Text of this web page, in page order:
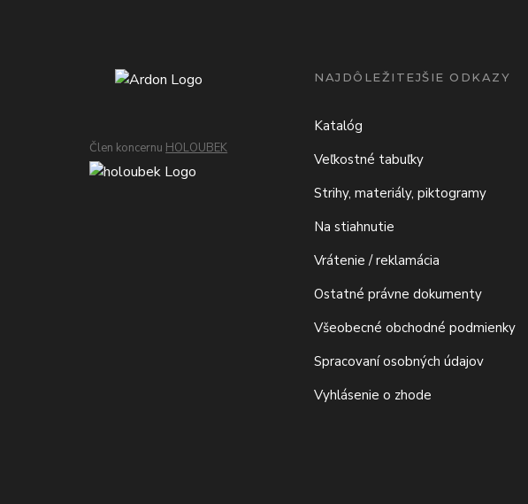
Člen koncernu HOLOUBEK
NAJDÔLEŽITEJŠIE ODKAZY
Katalóg
Veľkostné tabuľky
Strihy, materiály, piktogramy
Na stiahnutie
Vrátenie / reklamácia
Ostatné právne dokumenty
Všeobecné obchodné podmienky
Spracovaní osobných údajov
Vyhlásenie o zhode